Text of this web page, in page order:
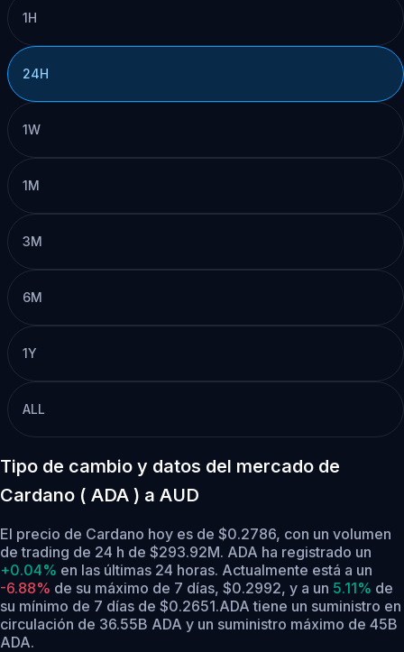
1H
24H
1W
1M
3M
6M
1Y
ALL
Tipo de cambio y datos del mercado de
Cardano ( ADA ) a AUD
El precio de Cardano hoy es de $0.2786, con un volumen
de trading de 24 h de $293.92M. ADA ha registrado un
+0.04% en las últimas 24 horas. Actualmente está a un
-6.88% de su máximo de 7 días, $0.2992, y a un 5.11% de
su mínimo de 7 días de $0.2651.ADA tiene un suministro en
circulación de 36.55B ADA y un suministro máximo de 45B
ADA.